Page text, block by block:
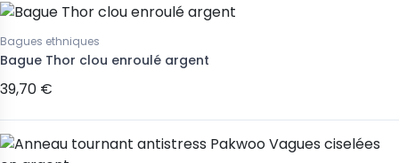
Bagues ethniques
Bague Thor clou enroulé argent
39,70 €